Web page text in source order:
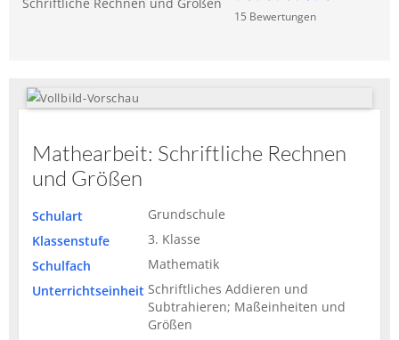
15 Bewertungen
Mathearbeit: Schriftliche Rechnen
und Größen
Schulart
Grundschule
Klassenstufe
3. Klasse
Schulfach
Mathematik
Unterrichtseinheit Schriftliches Addieren und
Subtrahieren; Maßeinheiten und
Größen